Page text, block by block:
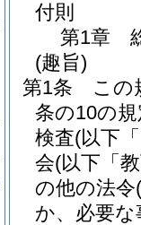
付則
第1章
(趣旨)
第1条
この
条の10の
検査(以下
会(以下「
の他の法令
か、必要